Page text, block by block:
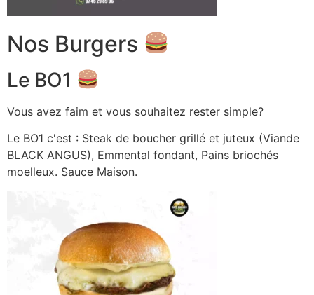
Nos Burgers
Le BO1
Vous avez faim et vous souhaitez rester simple?
Le BO1 c'est : Steak de boucher grillé et juteux (Viande
BLACK ANGUS), Emmental fondant, Pains briochés
moelleux. Sauce Maison.